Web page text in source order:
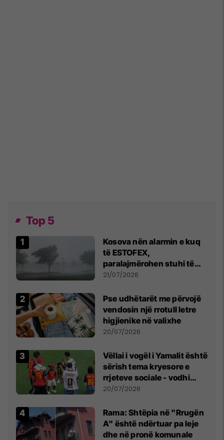
Top 5
Kosova nën alarmin e kuq
të ESTOFEX,
paralajmërohen stuhi të
fuqishme me breshër dhe
21/07/2026
Pse udhëtarët me përvojë
vendosin një rrotull letre
higjienike në valixhe
20/07/2026
Vëllai i vogël i Yamalit është
sërish tema kryesore e
rrjeteve sociale - vodhi
vëmendjen pas finales së
20/07/2026
Rama: Shtëpia në "Rrugën
A" është ndërtuar pa leje
dhe në pronë komunale